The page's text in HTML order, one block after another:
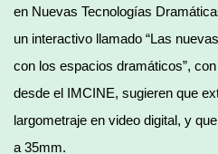
en Nuevas Tecnologías
un interactivo llamado “Las
con los espacios dramáticos”,
desde el IMCINE, sugieren que
largometraje en video digital, y
a 35mm.